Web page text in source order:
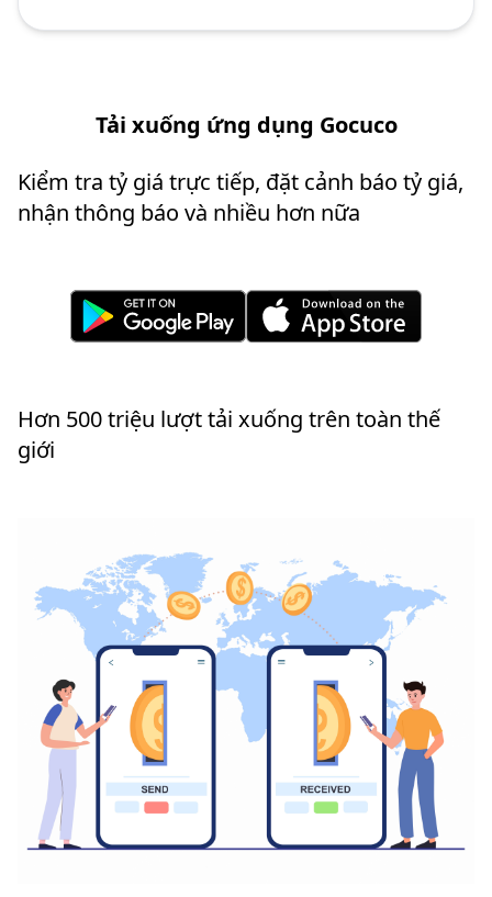
Tải xuống ứng dụng Gocuco
Kiểm tra tỷ giá trực tiếp, đặt cảnh báo tỷ giá,
nhận thông báo và nhiều hơn nữa
Hơn 500 triệu lượt tải xuống trên toàn thế
giới